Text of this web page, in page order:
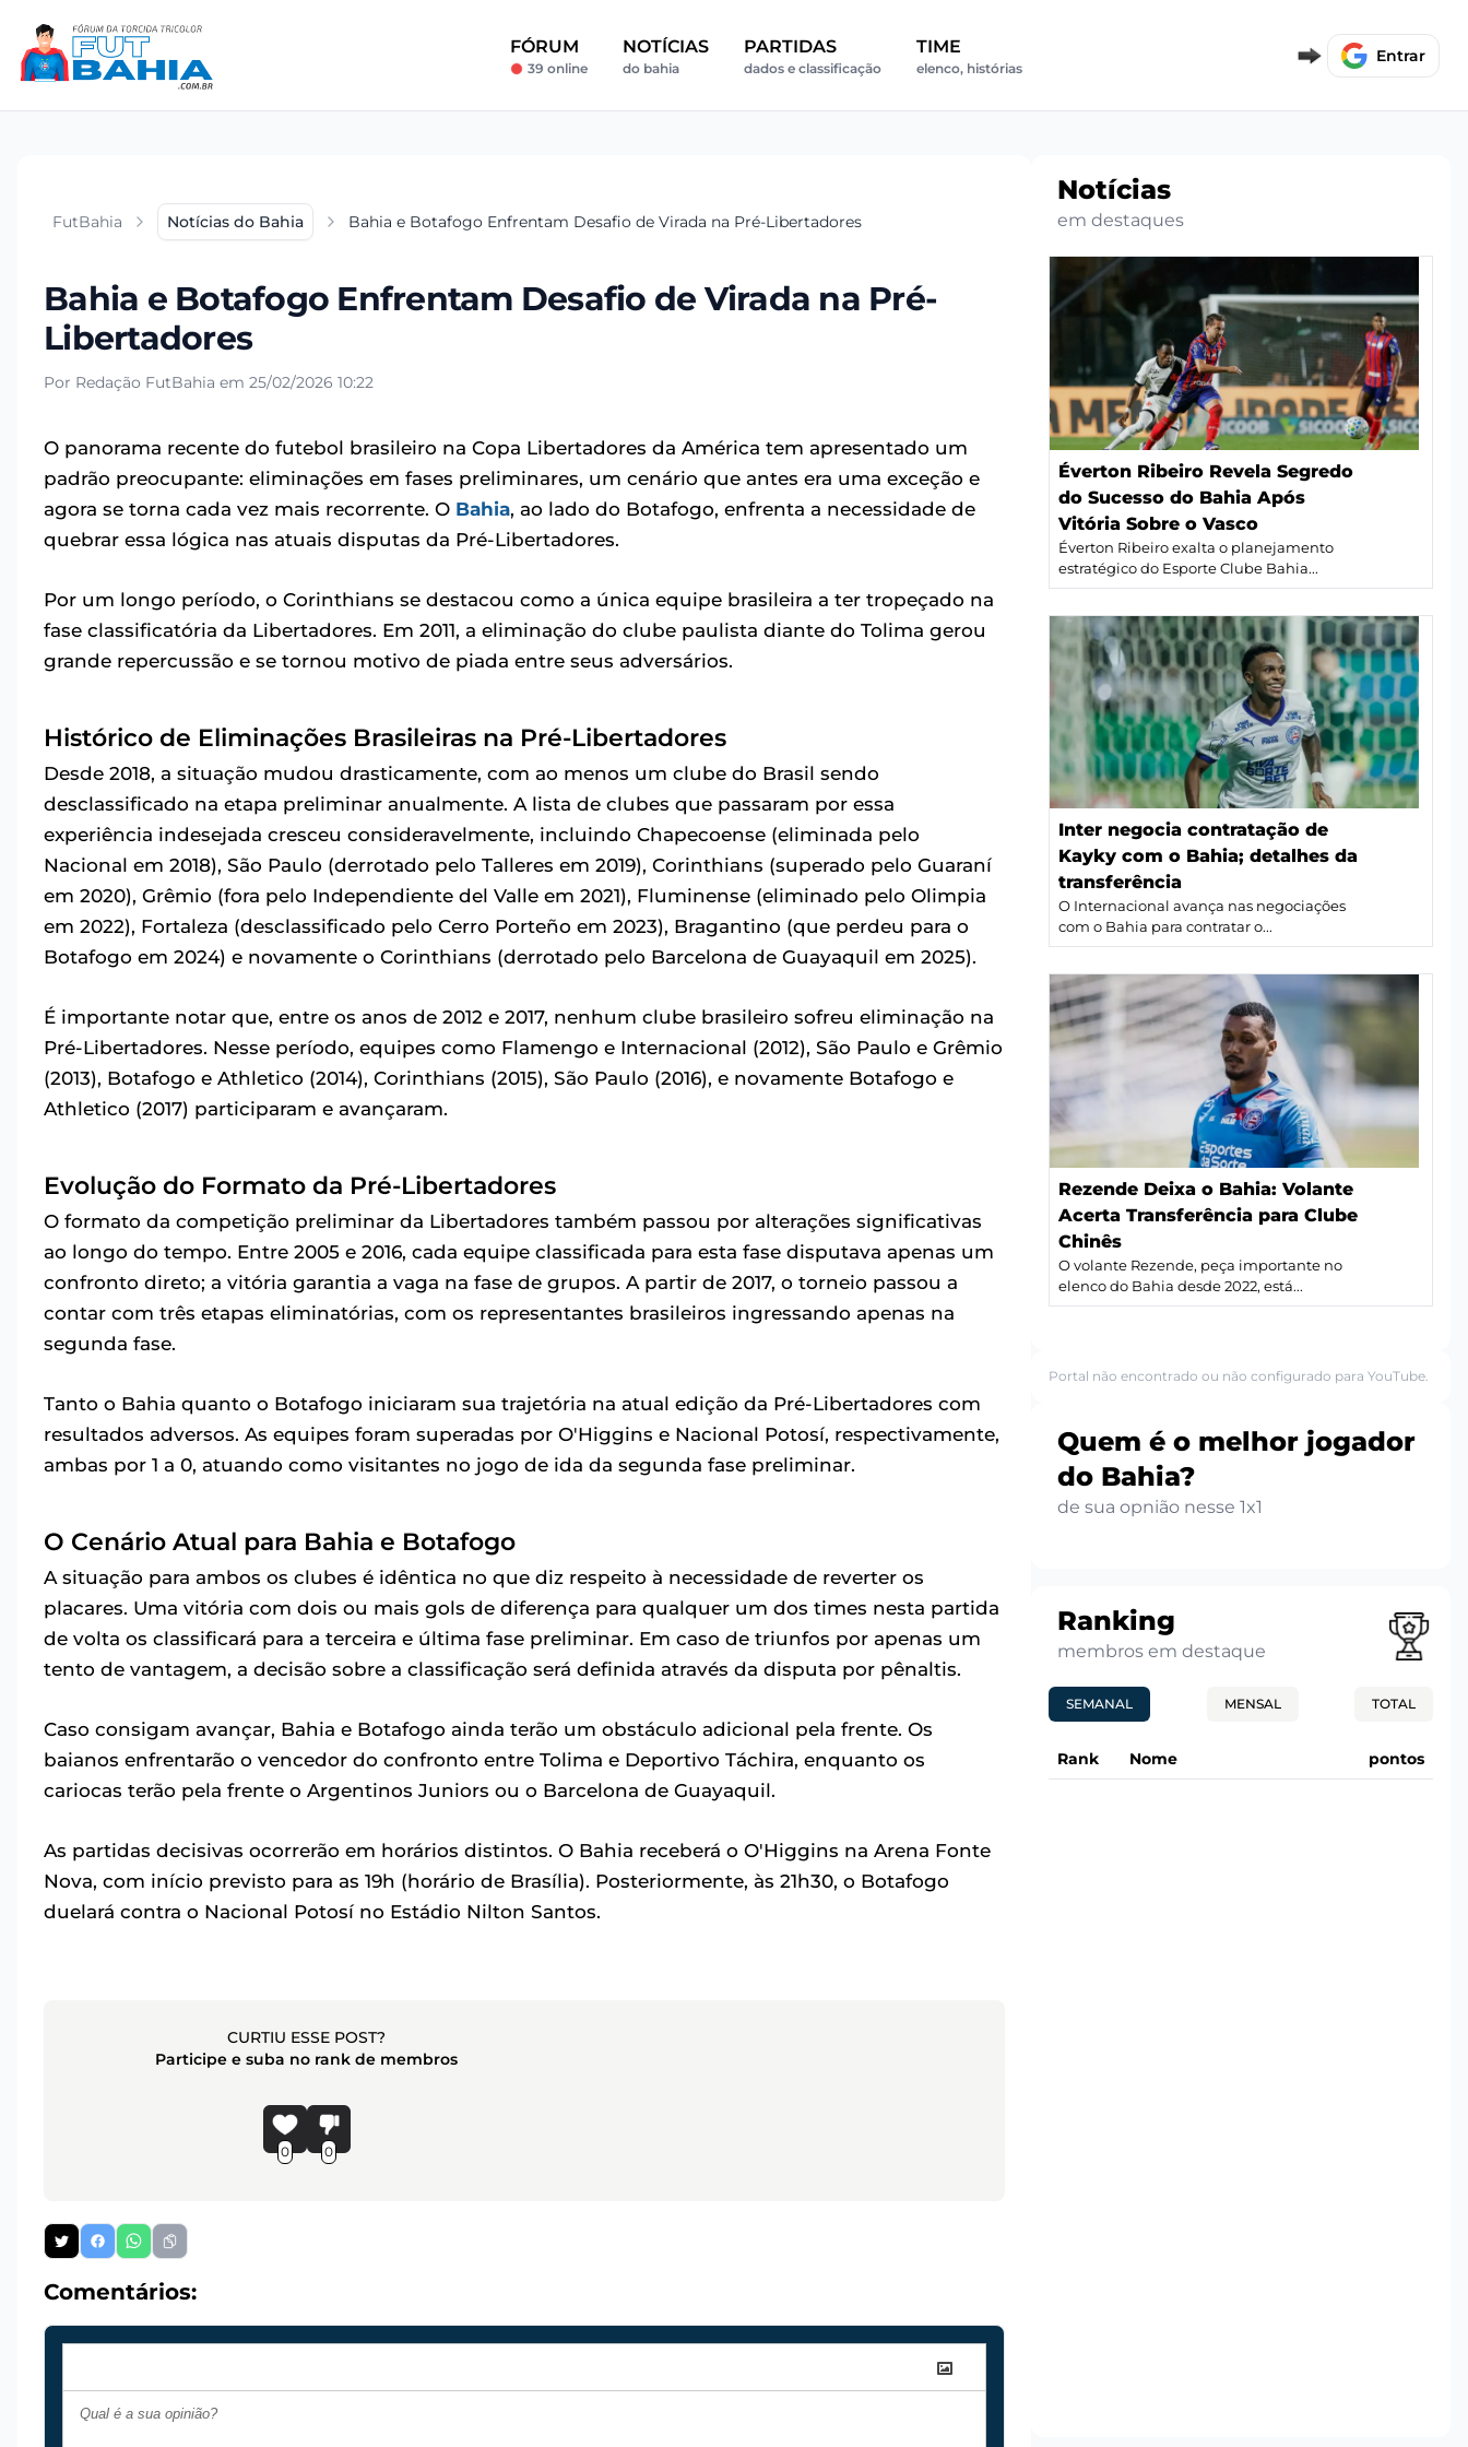
FÓRUM
39 online
NOTÍCIAS
do bahia
PARTIDAS
dados e classificação
TIME
elenco, histórias
Entrar
FutBahia Notícias do Bahia Bahia e Botafogo Enfrentam Desafio de Virada na Pré-Libertadores
Bahia e Botafogo Enfrentam Desafio de Virada na Pré-
Libertadores
Por Redação FutBahia em 25/02/2026 10:22
O panorama recente do futebol brasileiro na Copa Libertadores da América tem apresentado um
padrão preocupante: eliminações em fases preliminares, um cenário que antes era uma exceção e
agora se torna cada vez mais recorrente. O Bahia, ao lado do Botafogo, enfrenta a necessidade de
quebrar essa lógica nas atuais disputas da Pré-Libertadores.
Por um longo período, o Corinthians se destacou como a única equipe brasileira a ter tropeçado na
fase classificatória da Libertadores. Em 2011, a eliminação do clube paulista diante do Tolima gerou
grande repercussão e se tornou motivo de piada entre seus adversários.
Histórico de Eliminações Brasileiras na Pré-Libertadores
Desde 2018, a situação mudou drasticamente, com ao menos um clube do Brasil sendo
desclassificado na etapa preliminar anualmente. A lista de clubes que passaram por essa
experiência indesejada cresceu consideravelmente, incluindo Chapecoense (eliminada pelo
Nacional em 2018), São Paulo (derrotado pelo Talleres em 2019), Corinthians (superado pelo Guaraní
em 2020), Grêmio (fora pelo Independiente del Valle em 2021), Fluminense (eliminado pelo Olimpia
em 2022), Fortaleza (desclassificado pelo Cerro Porteño em 2023), Bragantino (que perdeu para o
Botafogo em 2024) e novamente o Corinthians (derrotado pelo Barcelona de Guayaquil em 2025).
É importante notar que, entre os anos de 2012 e 2017, nenhum clube brasileiro sofreu eliminação na
Pré-Libertadores. Nesse período, equipes como Flamengo e Internacional (2012), São Paulo e Grêmio
(2013), Botafogo e Athletico (2014), Corinthians (2015), São Paulo (2016), e novamente Botafogo e
Athletico (2017) participaram e avançaram.
Evolução do Formato da Pré-Libertadores
O formato da competição preliminar da Libertadores também passou por alterações significativas
ao longo do tempo. Entre 2005 e 2016, cada equipe classificada para esta fase disputava apenas um
confronto direto; a vitória garantia a vaga na fase de grupos. A partir de 2017, o torneio passou a
contar com três etapas eliminatórias, com os representantes brasileiros ingressando apenas na
segunda fase.
Tanto o Bahia quanto o Botafogo iniciaram sua trajetória na atual edição da Pré-Libertadores com
resultados adversos. As equipes foram superadas por O'Higgins e Nacional Potosí, respectivamente,
ambas por 1 a 0, atuando como visitantes no jogo de ida da segunda fase preliminar.
O Cenário Atual para Bahia e Botafogo
A situação para ambos os clubes é idêntica no que diz respeito à necessidade de reverter os
placares. Uma vitória com dois ou mais gols de diferença para qualquer um dos times nesta partida
de volta os classificará para a terceira e última fase preliminar. Em caso de triunfos por apenas um
tento de vantagem, a decisão sobre a classificação será definida através da disputa por pênaltis.
Caso consigam avançar, Bahia e Botafogo ainda terão um obstáculo adicional pela frente. Os
baianos enfrentarão o vencedor do confronto entre Tolima e Deportivo Táchira, enquanto os
cariocas terão pela frente o Argentinos Juniors ou o Barcelona de Guayaquil.
As partidas decisivas ocorrerão em horários distintos. O Bahia receberá o O'Higgins na Arena Fonte
Nova, com início previsto para as 19h (horário de Brasília). Posteriormente, às 21h30, o Botafogo
duelará contra o Nacional Potosí no Estádio Nilton Santos.
CURTIU ESSE POST?
Participe e suba no rank de membros
0 0
Comentários:
Notícias
em destaques
Éverton Ribeiro Revela Segredo
do Sucesso do Bahia Após
Vitória Sobre o Vasco
Éverton Ribeiro exalta o planejamento
estratégico do Esporte Clube Bahia...
Inter negocia contratação de
Kayky com o Bahia; detalhes da
transferência
O Internacional avança nas negociações
com o Bahia para contratar o...
Rezende Deixa o Bahia: Volante
Acerta Transferência para Clube
Chinês
O volante Rezende, peça importante no
elenco do Bahia desde 2022, está...
Portal não encontrado ou não configurado para YouTube.
Quem é o melhor jogador
do Bahia?
de sua opnião nesse 1x1
Ranking
membros em destaque
SEMANAL MENSAL TOTAL
Rank Nome pontos